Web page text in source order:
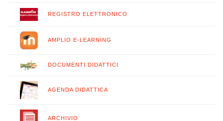
REGISTRO ELETTRONICO
AMPLIO E-LEARNING
DOCUMENTI DIDATTICI
AGENDA DIDATTICA
ARCHIVIO